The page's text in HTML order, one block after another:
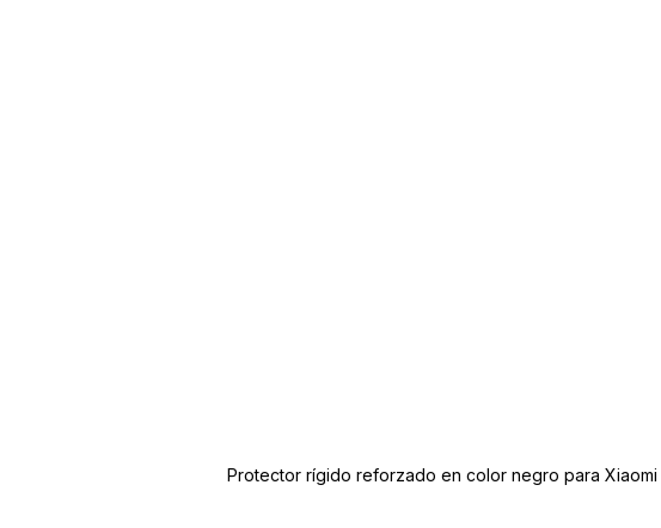
Protector rígido reforzado en color negro para Xiaomi